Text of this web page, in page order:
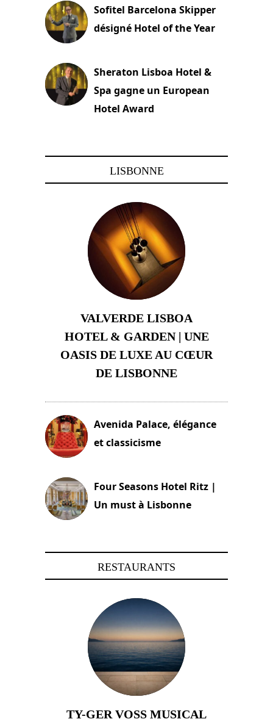
Sofitel Barcelona Skipper
désigné Hotel of the Year
Sheraton Lisboa Hotel &
Spa gagne un European
Hotel Award
LISBONNE
VALVERDE LISBOA
HOTEL & GARDEN | UNE
OASIS DE LUXE AU CŒUR
DE LISBONNE
Avenida Palace, élégance
et classicisme
Four Seasons Hotel Ritz |
Un must à Lisbonne
RESTAURANTS
TY-GER VOSS MUSICAL